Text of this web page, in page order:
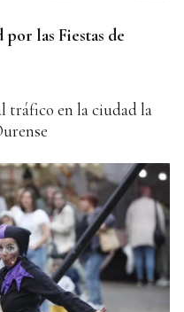
las Fiestas de
tráfico en la ciudad la